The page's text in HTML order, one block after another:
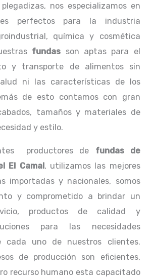
nos especializamos en
perfectos para la industria
química y cosmética
fundas son aptas para el
y transporte de alimentos sin
ni las características de los
de esto contamos con gran
tamaños y materiales de
y estilo.
productores de fundas de
El Camal, utilizamos las mejores
importadas y nacionales, somos
y comprometido a brindar un
productos de calidad y
para las necesidades
cada uno de nuestros clientes.
de producción son eficientes,
recurso humano esta capacitado